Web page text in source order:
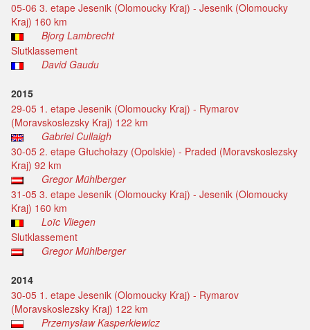
05-06 3. etape Jesenik (Olomoucky Kraj) - Jesenik (Olomoucky
Kraj) 160 km
Bjorg Lambrecht
Slutklassement
David Gaudu
2015
29-05 1. etape Jesenik (Olomoucky Kraj) - Rymarov
(Moravskoslezsky Kraj) 122 km
Gabriel Cullaigh
30-05 2. etape Głuchołazy (Opolskie) - Praded (Moravskoslezsky
Kraj) 92 km
Gregor Mühlberger
31-05 3. etape Jesenik (Olomoucky Kraj) - Jesenik (Olomoucky
Kraj) 160 km
Loïc Vliegen
Slutklassement
Gregor Mühlberger
2014
30-05 1. etape Jesenik (Olomoucky Kraj) - Rymarov
(Moravskoslezsky Kraj) 122 km
Przemysław Kasperkiewicz